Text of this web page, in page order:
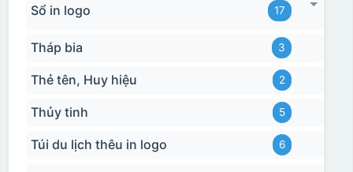
Sổ in logo 17
Tháp bia 3
Thẻ tên, Huy hiệu 2
Thủy tinh 5
Túi du lịch thêu in logo 6